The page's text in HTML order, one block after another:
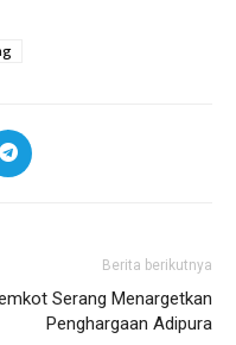
Berita berikutnya
Serang Menargetkan
Penghargaan Adipura